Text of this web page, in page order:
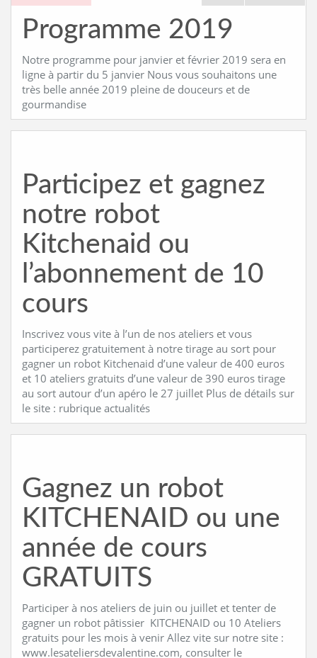
Programme 2019
Notre programme pour janvier et février 2019 sera en
ligne à partir du 5 janvier Nous vous souhaitons une
très belle année 2019 pleine de douceurs et de
gourmandise
Participez et gagnez
notre robot
Kitchenaid ou
l’abonnement de 10
cours
Inscrivez vous vite à l’un de nos ateliers et vous
participerez gratuitement à notre tirage au sort pour
gagner un robot Kitchenaid d’une valeur de 400 euros
et 10 ateliers gratuits d’une valeur de 390 euros tirage
au sort autour d’un apéro le 27 juillet Plus de détails sur
le site : rubrique actualités
Gagnez un robot
KITCHENAID ou une
année de cours
GRATUITS
Participer à nos ateliers de juin ou juillet et tenter de
gagner un robot pâtissier KITCHENAID ou 10 Ateliers
gratuits pour les mois à venir Allez vite sur notre site :
www.lesateliersdevalentine.com, consulter le